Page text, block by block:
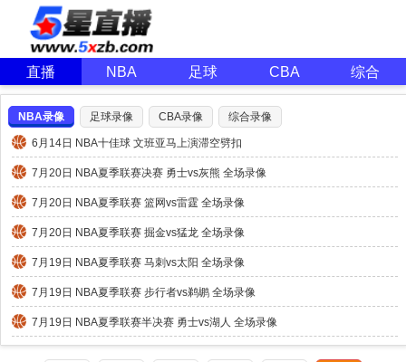
直播 NBA 足球 CBA 综合
NBA录像 足球录像 CBA录像 综合录像
6月14日 NBA十佳球 文班亚马上演滞空劈扣
7月20日 NBA夏季联赛决赛 勇士vs灰熊 全场录像
7月20日 NBA夏季联赛 篮网vs雷霆 全场录像
7月20日 NBA夏季联赛 掘金vs猛龙 全场录像
7月19日 NBA夏季联赛 马刺vs太阳 全场录像
7月19日 NBA夏季联赛 步行者vs鹈鹕 全场录像
7月19日 NBA夏季联赛半决赛 勇士vs湖人 全场录像